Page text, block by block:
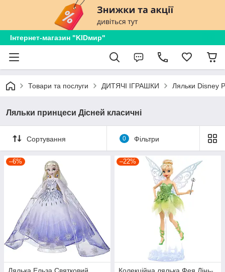
Інтернет-магазин "KIDмир"
Товари та послуги ДИТЯЧІ ІГРАШКИ Ляльки Disney
Ляльки принцеси Дісней класичні
Сортування 0 Фільтри
–6% –22%